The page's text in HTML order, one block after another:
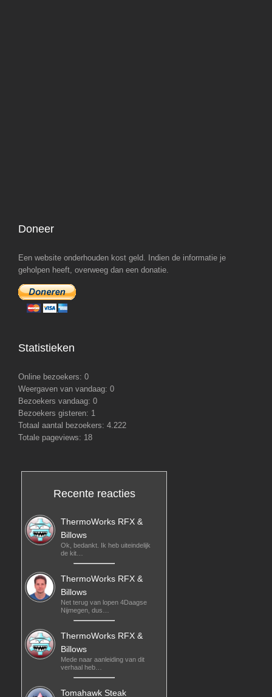
Doneer
Een website onderhouden kost geld. Indien de informatie je
geholpen heeft, overweeg dan een donatie.
Statistieken
Online bezoekers: 0
Weergaven van vandaag: 0
Bezoekers vandaag: 0
Bezoekers gisteren: 1
Totaal aantal bezoekers: 4.222
Totale pageviews: 18
Recente reacties
ThermoWorks RFX &
Billows
Ok, bedankt. Ik heb uiteindelijk
de kit…
ThermoWorks RFX &
Billows
Net terug van lopen 4Daagse
Nijmegen, dus…
ThermoWorks RFX &
Billows
Mede naar aanleiding van dit
verhaal heb…
Tomahawk Steak